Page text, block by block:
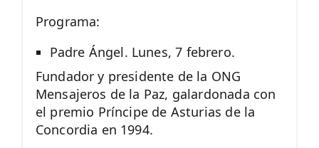
Programa:
Padre Ángel. Lunes, 7 febrero.
Fundador y presidente de la ONG
Mensajeros de la Paz, galardonada con
el premio Príncipe de Asturias de la
Concordia en 1994.